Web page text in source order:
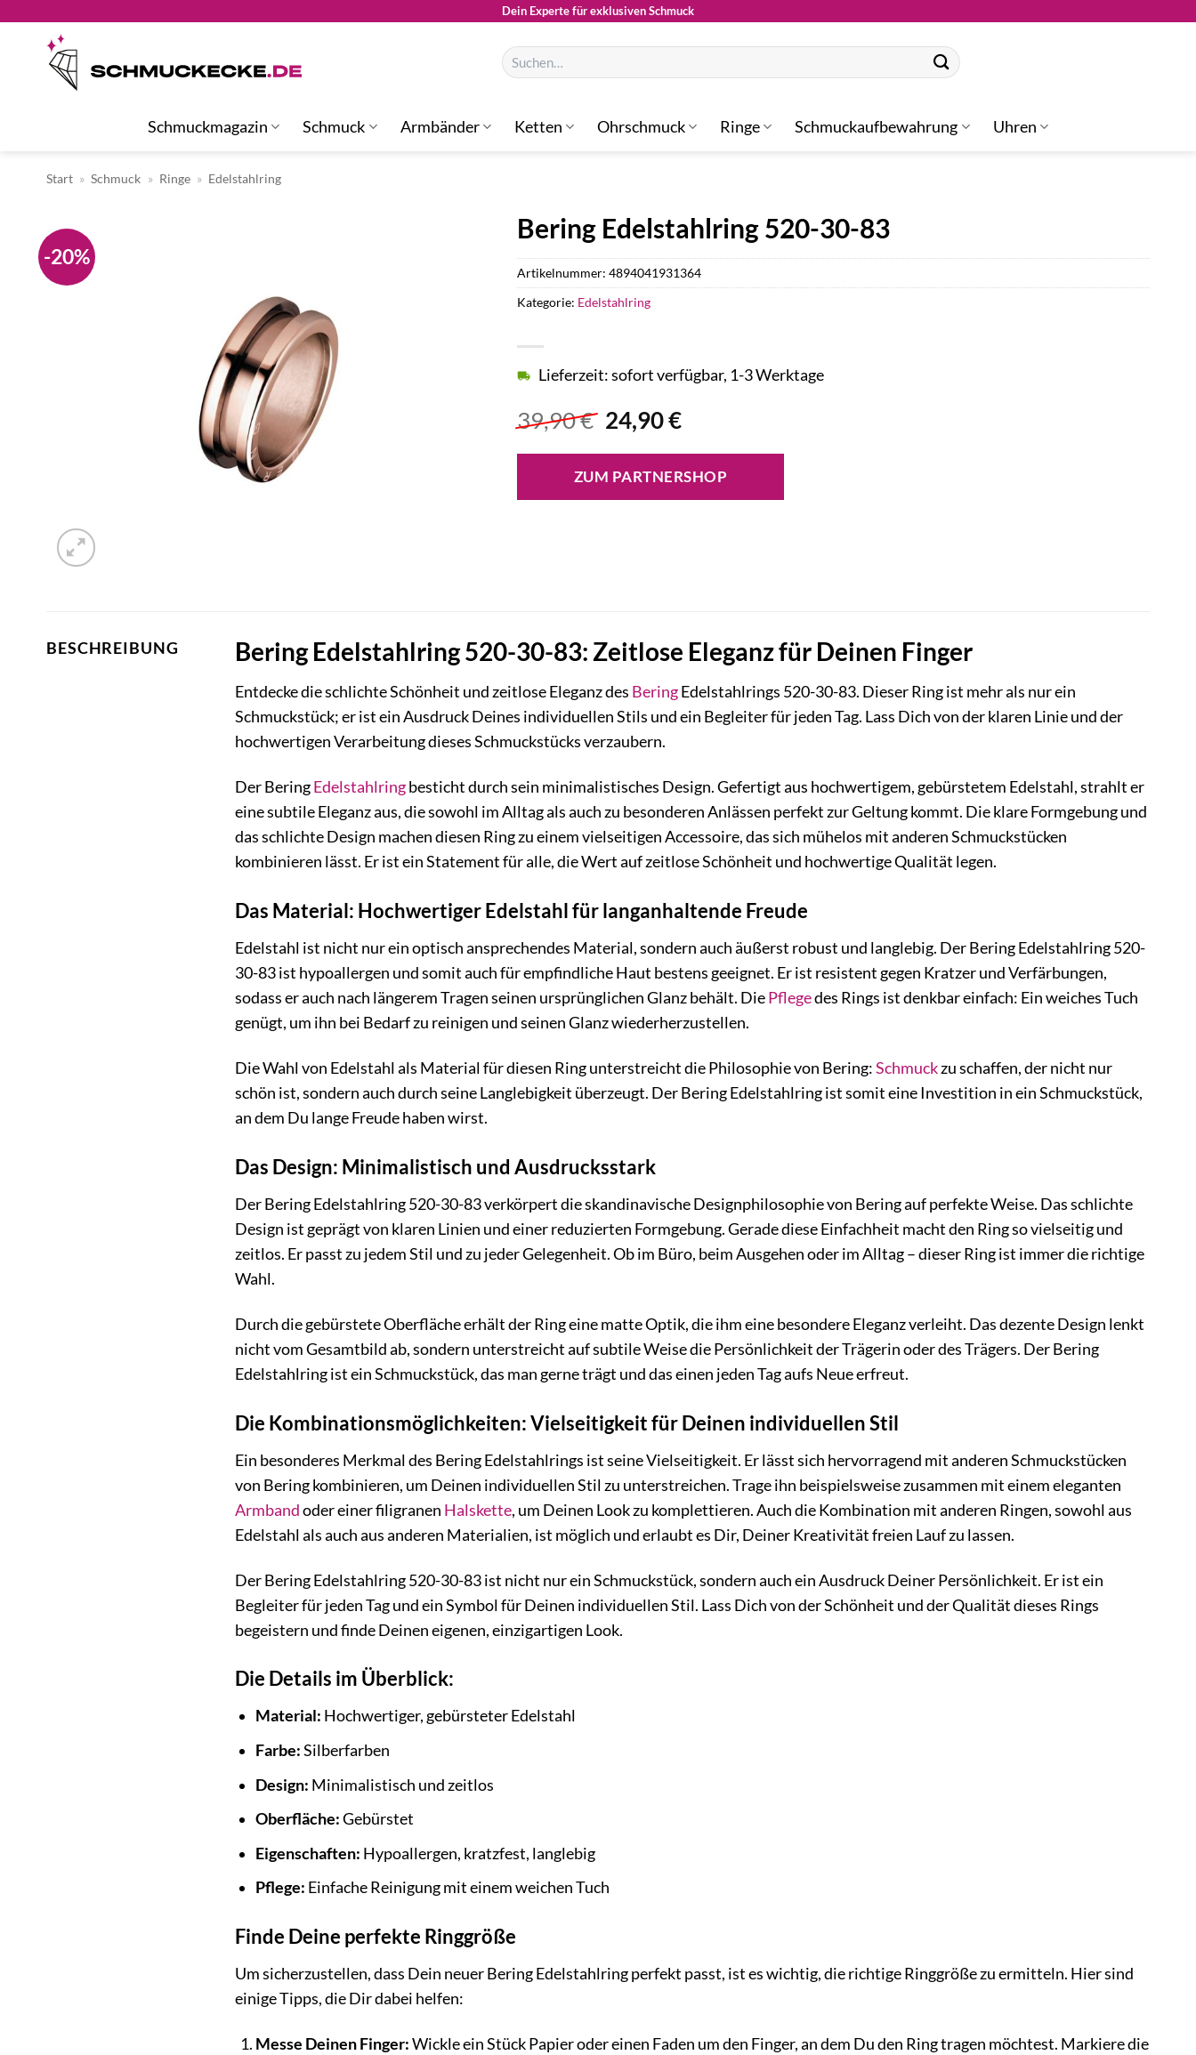
springen
Dein Experte für exklusiven Schmuck
Suchen
nach:
Schmuckmagazin Schmuck Armbänder Ketten Ohrschmuck Ringe Schmuckaufbewahrung Uhren
Start » Schmuck » Ringe » Edelstahlring
-20%
Bering Edelstahlring 520-30-83
39,90€ Ursprünglicher
Preis
war:
39,90 €
24,90€Aktueller
ist:
24,90 €.
Lieferzeit: sofort verfügbar, 1-3 Werktage
ZUM PARTNERSHOP
Artikelnummer:4894041931364
Kategorie: Edelstahlring
BESCHREIBUNG Bering Edelstahlring 520-30-83: Zeitlose Eleganz für Deinen Finger
Entdecke die schlichte Schönheit und zeitlose Eleganz des BeringEdelstahlrings 520-30-83. Dieser Ring ist mehr als nur ein
Schmuckstück; er ist ein Ausdruck Deines individuellen Stils und ein Begleiter für jeden Tag. Lass Dich von der klaren Linie und der
hochwertigen Verarbeitung dieses Schmuckstücks verzaubern.
Der BeringEdelstahlringbesticht durch sein minimalistisches Design. Gefertigt aus hochwertigem, gebürstetem Edelstahl, strahlt er
eine subtile Eleganz aus, die sowohl im Alltag als auch zu besonderen Anlässen perfekt zur Geltung kommt. Die klare Formgebung und
das schlichte Design machen diesen Ring zu einem vielseitigen Accessoire, das sich mühelos mit anderen Schmuckstücken
kombinieren lässt. Er ist ein Statement für alle, die Wert auf zeitlose Schönheit und hochwertige Qualität legen.
Das Material: Hochwertiger Edelstahl für langanhaltende Freude
Edelstahl ist nicht nur ein optisch ansprechendes Material, sondern auch äußerst robust und langlebig. Der Bering Edelstahlring 520-
30-83 ist hypoallergen und somit auch für empfindliche Haut bestens geeignet. Er ist resistent gegen Kratzer und Verfärbungen,
sodass er auch nach längerem Tragen seinen ursprünglichen Glanz behält. DiePflegedes Rings ist denkbar einfach: Ein weiches Tuch
genügt, um ihn bei Bedarf zu reinigen und seinen Glanz wiederherzustellen.
Die Wahl von Edelstahl als Material für diesen Ring unterstreicht die Philosophie von Bering:Schmuckzu schaffen, der nicht nur
schön ist, sondern auch durch seine Langlebigkeit überzeugt. Der Bering Edelstahlring ist somit eine Investition in ein Schmuckstück,
an dem Du lange Freude haben wirst.
Das Design: Minimalistisch und Ausdrucksstark
Der Bering Edelstahlring 520-30-83 verkörpert die skandinavische Designphilosophie von Bering auf perfekte Weise. Das schlichte
Design ist geprägt von klaren Linien und einer reduzierten Formgebung. Gerade diese Einfachheit macht den Ring so vielseitig und
zeitlos. Er passt zu jedem Stil und zu jeder Gelegenheit. Ob im Büro, beim Ausgehen oder im Alltag – dieser Ring ist immer die richtige
Wahl.
Durch die gebürstete Oberfläche erhält der Ring eine matte Optik, die ihm eine besondere Eleganz verleiht. Das dezente Design lenkt
nicht vom Gesamtbild ab, sondern unterstreicht auf subtile Weise die Persönlichkeit der Trägerin oder des Trägers. Der Bering
Edelstahlring ist ein Schmuckstück, das man gerne trägt und das einen jeden Tag aufs Neue erfreut.
Die Kombinationsmöglichkeiten: Vielseitigkeit für Deinen individuellen Stil
Ein besonderes Merkmal des Bering Edelstahlrings ist seine Vielseitigkeit. Er lässt sich hervorragend mit anderen Schmuckstücken
von Bering kombinieren, um Deinen individuellen Stil zu unterstreichen. Trage ihn beispielsweise zusammen mit einem eleganten
Armbandoder einer filigranen Halskette, um Deinen Look zu komplettieren. Auch die Kombination mit anderen Ringen, sowohl aus
Edelstahl als auch aus anderen Materialien, ist möglich und erlaubt es Dir, Deiner Kreativität freien Lauf zu lassen.
Der Bering Edelstahlring 520-30-83 ist nicht nur ein Schmuckstück, sondern auch ein Ausdruck Deiner Persönlichkeit. Er ist ein
Begleiter für jeden Tag und ein Symbol für Deinen individuellen Stil. Lass Dich von der Schönheit und der Qualität dieses Rings
begeistern und finde Deinen eigenen, einzigartigen Look.
Die Details im Überblick:
Material: Hochwertiger, gebürsteter Edelstahl
Farbe:Silberfarben
Design: Minimalistisch und zeitlos
Oberfläche:Gebürstet
Eigenschaften: Hypoallergen, kratzfest, langlebig
Pflege: Einfache Reinigung mit einem weichen Tuch
Finde Deine perfekte Ringgröße
Um sicherzustellen, dass Dein neuer Bering Edelstahlring perfekt passt, ist es wichtig, die richtige Ringgröße zu ermitteln. Hier sind
einige Tipps, die Dir dabei helfen:
Messe Deinen Finger:Wickle ein Stück Papier oder einen Faden um den Finger, an dem Du den Ring tragen möchtest. Markiere die